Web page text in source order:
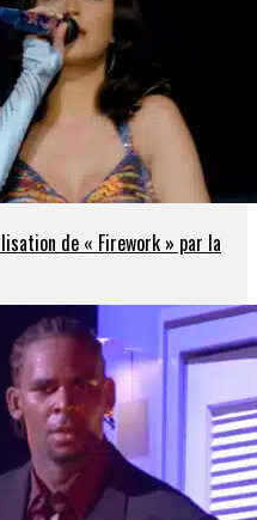
de « Firework » par la